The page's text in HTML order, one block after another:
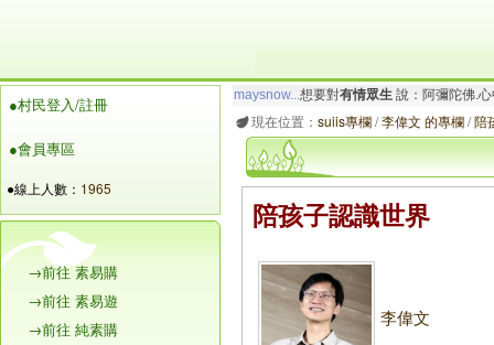
●村民登入/註冊
●會員專區
●線上人數： 1965
→前往 素易購
→前往 素易遊
→前往 純素購
maysnow...想要對有情眾生 說：阿彌陀佛.
玲瓏虹想要對 有情眾生說：阿彌陀佛.一切
現在位置： suiis專欄/李偉文 的專欄/陪
陪孩子認識世界
李偉文